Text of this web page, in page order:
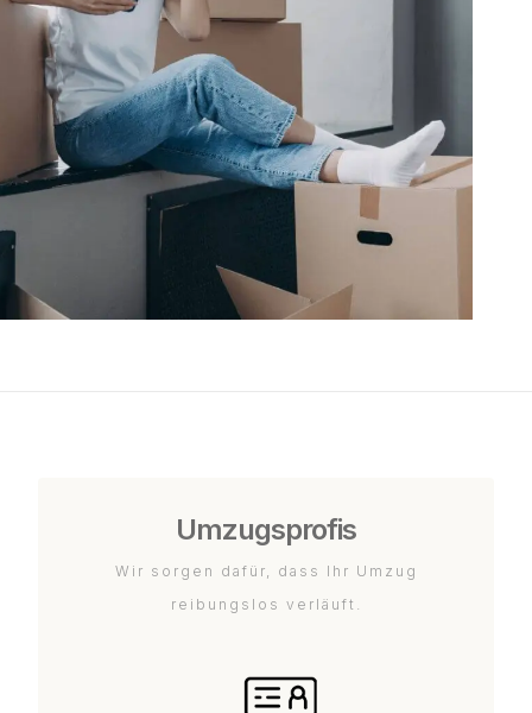
Umzugsprofis
Wir sorgen dafür, dass Ihr Umzug
reibungslos verläuft.